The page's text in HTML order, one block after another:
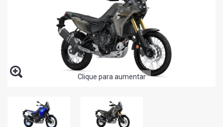
Clique para aumentar